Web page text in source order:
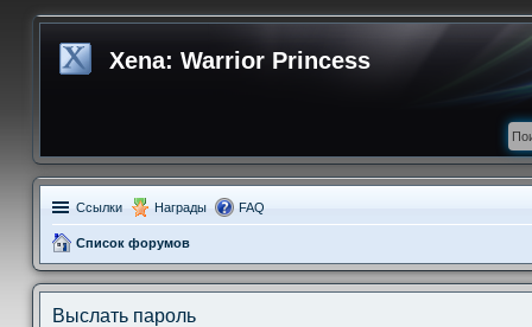
Xena: Warrior Princess
Ссылки Награды FAQ
Список форумов
Выслать пароль